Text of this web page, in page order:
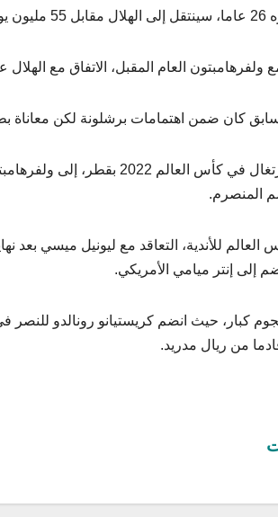
ولفرهامبتون العام المقبل، الاتفاق مع
كان ضمن اهتمامات برشلونة لكن معاناة
المنصرم.
العالم للأندية، التعاقد مع ليونيل ميسي
إلى إنتر ميامي الأمريكي.
كبار، حيث انضم كريستيانو رونالدو للنصر في
من ريال مدريد.